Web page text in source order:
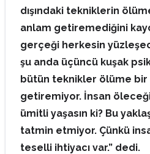
dışındaki tekniklerin
anlam getiremediğini
gerçeği herkesin
şu anda üçüncü kuşak
bütün teknikler ölüme bir
getiremiyor. İnsan
ümitli yaşasın ki? Bu
tatmin etmiyor. Çünkü
teselli ihtiyacı var.” dedi.